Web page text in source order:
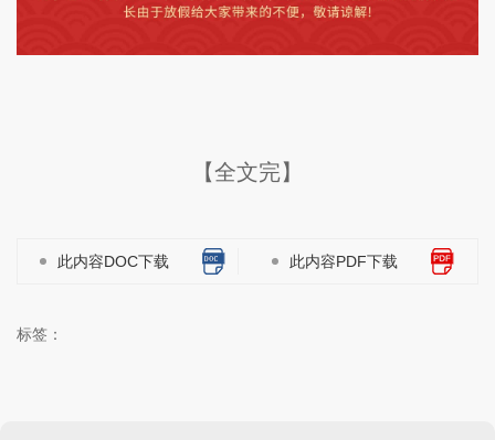
【全文完】
此内容DOC下载 此内容PDF下载
标签：